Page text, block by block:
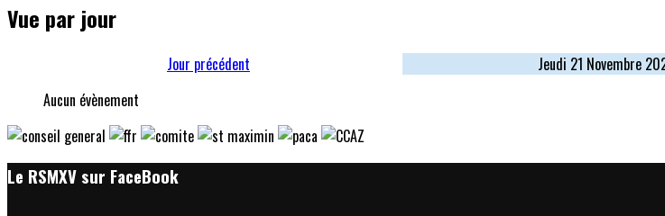
Vue par jour
Jour précédent Jeudi 21 Novembre
Aucun évènement
Le RSMXV sur FaceBook